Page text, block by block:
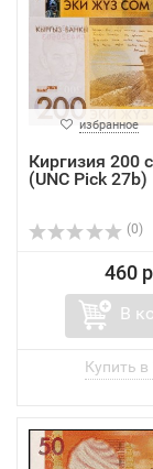
избранное
Киргизия 200
(UNC Pick 27b)
(0)
460
В